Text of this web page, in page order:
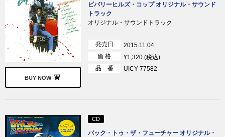
BUY NOW
ビバリーヒルズ・コップ オリジナル・サウンド
トラック
オリジナル・サウンドトラック
発売日
2015.11.04
価 格
¥1,320 (税込)
品 番
UICY-77582
CD
バック・トゥ・ザ・フューチャー オリジナル・